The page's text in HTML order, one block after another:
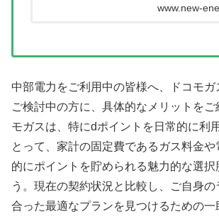
確認いただけます。新電
www.new-
中部電力をご利用中の皆様へ、ドコモ
ご検討中の方に、具体的なメリットをご
モガスは、特にdポイントを日常的に利
とって、家計の固定費であるガス料金
的にポイントを貯められる魅力的な選択
う。現在の契約状況と比較し、ご自身
合った最適なプランを見つけるための